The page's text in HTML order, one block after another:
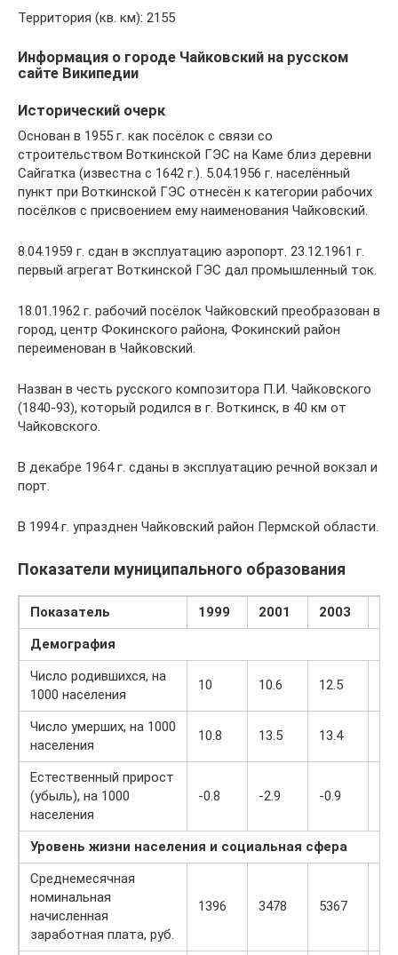
Территория (кв. км): 2155
Информация о городе Чайковский на русском
сайте Википедии
Исторический очерк
Основан в 1955 г. как посёлок с связи со
строительством Воткинской ГЭС на Каме близ деревни
Сайгатка (известна с 1642 г.). 5.04.1956 г. населённый
пункт при Воткинской ГЭС отнесён к категории рабочих
посёлков с присвоением ему наименования Чайковский.
8.04.1959 г. сдан в эксплуатацию аэропорт. 23.12.1961 г.
первый агрегат Воткинской ГЭС дал промышленный ток.
18.01.1962 г. рабочий посёлок Чайковский преобразован в
город, центр Фокинского района, Фокинский район
переименован в Чайковский.
Назван в честь русского композитора П.И. Чайковского
(1840-93), который родился в г. Воткинск, в 40 км от
Чайковского.
В декабре 1964 г. сданы в эксплуатацию речной вокзал и
порт.
В 1994 г. упразднен Чайковский район Пермской области.
Показатели муниципального образования
Показатель 1999 2001 2003
Демография
Число родившихся, на
1000 населения
10 10.6 12.5
Число умерших, на 1000
населения
10.8 13.5 13.4
Естественный прирост
(убыль), на 1000
населения
-0.8 -2.9 -0.9
Уровень жизни населения и социальная сфера
Среднемесячная
номинальная
начисленная
заработная плата, руб.
1396 3478 5367